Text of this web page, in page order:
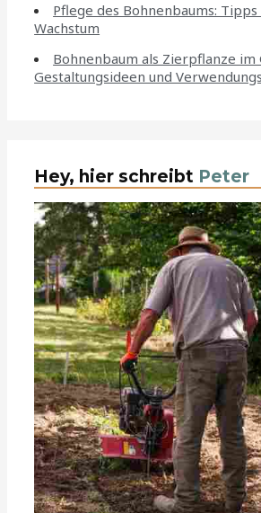
Pflege des Bohnenbaums:
Wachstum
Bohnenbaum als Zierpflanze im
Gestaltungsideen und
Hey, hier schreibt Peter